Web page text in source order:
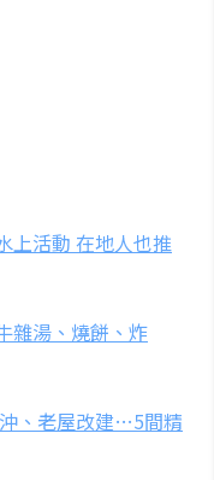
上活動 在地人也推
雜湯、燒餅、炸
、老屋改建…5間精